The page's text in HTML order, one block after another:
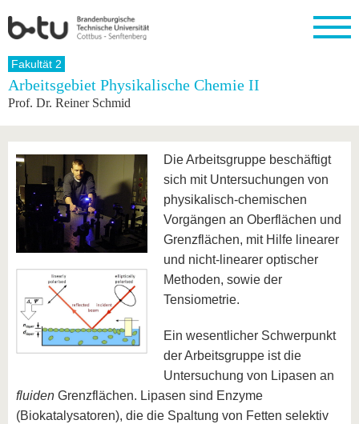
Startseite
Universität
Struktur
Karriere
Engagement
Partnerschaften
Forschung
Forschung
Forschungsprofil
Förderung
Wissenschaftlicher
Nachwuchs
Studium
Vor dem
Studium
Im
Studium
Nach
Profil
Ausland
an die
BTU
Mit der
BTU ins
Ausland
internationale
Wissenschaftliche
Weiterbildung
Fachkräfte
und
Gründen
an der
Innovative
Sie uns
Werte
Familie &
Dual
Sport &
BTU &
Fakultät 2
Arbeitsgebiet Physikalische Chemie II
Prof. Dr. Reiner Schmid
Die Arbeitsgruppe beschäftigt
sich mit Untersuchungen von
physikalisch-chemischen
Vorgängen an Oberflächen und
Grenzflächen, mit Hilfe linearer
und nicht-linearer optischer
Methoden, sowie der
Tensiometrie.
Ein wesentlicher Schwerpunkt
der Arbeitsgruppe ist die
Untersuchung von Lipasen an
fluiden Grenzflächen. Lipasen sind Enzyme
(Biokatalysatoren), die die Spaltung von Fetten selektiv